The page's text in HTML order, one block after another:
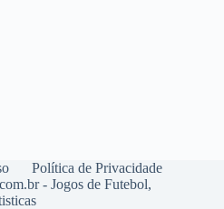
Política de Privacidade
- Jogos de Futebol,